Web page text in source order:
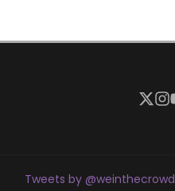
Tweets by @weinthecrowd